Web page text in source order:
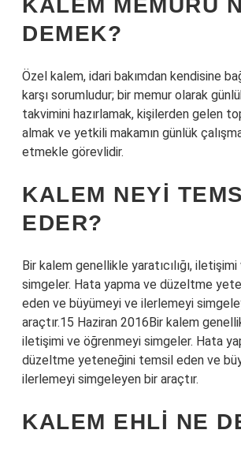
KALEM MEMURU
DEMEK?
Özel kalem, idari bakımdan kendisine
karşı sorumludur; bir memur olarak
takvimini hazırlamak, kişilerden gelen
almak ve yetkili makamın günlük
etmekle görevlidir.
KALEM NEYI
EDER?
Bir kalem genellikle yaratıcılığı,
simgeler. Hata yapma ve düzeltme
eden ve büyümeyi ve ilerlemeyi
araçtır.15 Haziran 2016Bir kalem
iletişimi ve öğrenmeyi simgeler. Hata
düzeltme yeteneğini temsil eden ve
ilerlemeyi simgeleyen bir araçtır.
KALEM EHLI NE